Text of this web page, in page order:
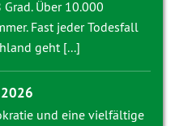
Über 10.000
Fast jeder Todesfall
geht [...]
und eine vielfältige